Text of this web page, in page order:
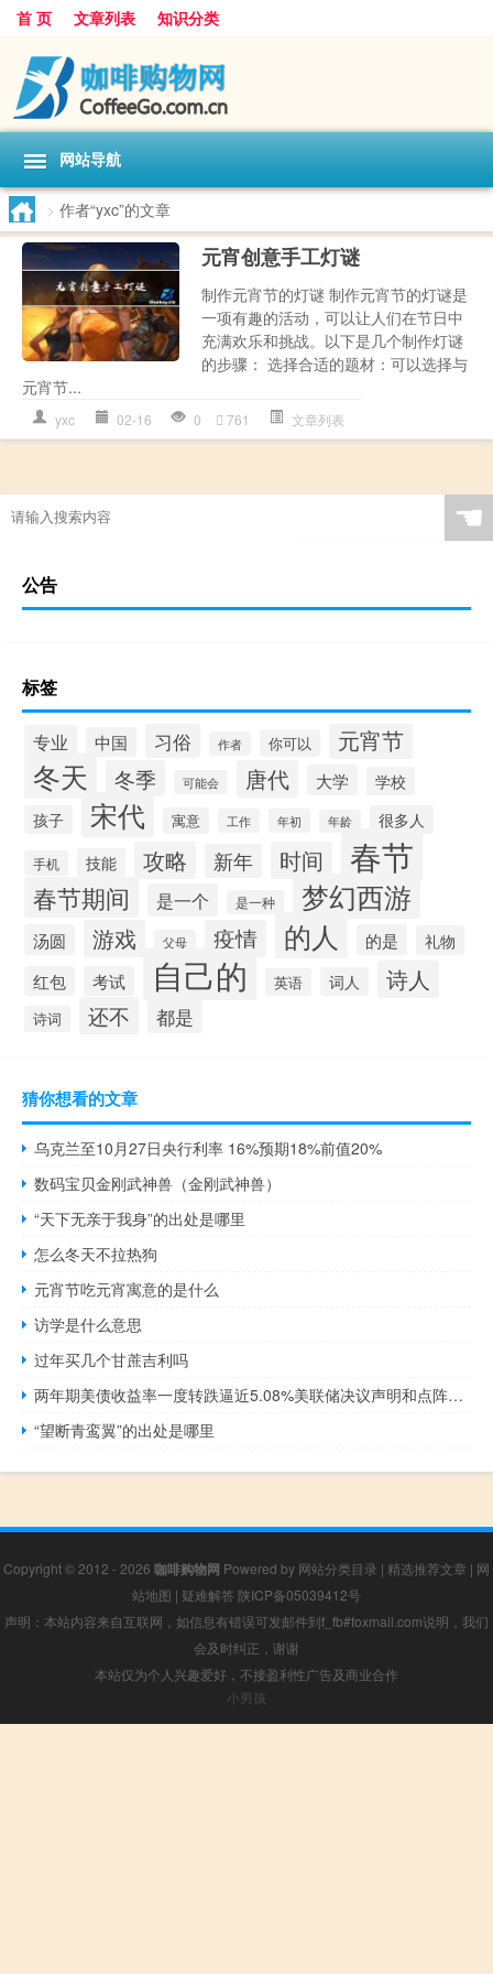
首 页 文章列表 知识分类
网站导航
> 作者“yxc”的文章
元宵创意手工灯谜
制作元宵节的灯谜 制作元宵节的灯谜是
一项有趣的活动，可以让人们在节日中
充满欢乐和挑战。以下是几个制作灯谜
的步骤： 选择合适的题材：可以选择与
元宵节...
yxc 02-16 0 761 文章列表
☚
公告
标签
专业 中国 习俗 作者 你可以 元宵节
冬天 冬季 可能会 唐代 大学
学校
孩子
宋代 寓意 工作 年初 年龄 很多人
手机 技能 攻略 新年 时间 春节
春节期间 是一个 是一种 梦幻西游
汤圆 游戏 父母 疫情 的人 的是
礼物
红包
考试 自己的 英语 词人 诗人
诗词 还不 都是
猜你想看的文章
乌克兰至10月27日央行利率 16%预期18%前值20%
数码宝贝金刚武神兽（金刚武神兽）
“天下无亲于我身”的出处是哪里
怎么冬天不拉热狗
元宵节吃元宵寓意的是什么
访学是什么意思
过年买几个甘蔗吉利吗
两年期美债收益率一度转跌逼近5.08%美联储决议声明和点阵图发布后一度涨至5.1480%
“望断青鸾翼”的出处是哪里
Copyright © 2012 - 2026 咖啡购物网 Powered by 网站分类目录 | 精选推荐文章 | 网
站地图 | 疑难解答 陕ICP备05039412号
声明：本站内容来自互联网，如信息有错误可发邮件到f_fb#foxmail.com说明，我们
会及时纠正，谢谢
本站仅为个人兴趣爱好，不接盈利性广告及商业合作
小男孩